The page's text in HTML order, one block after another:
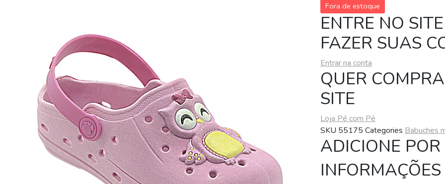
Fora de estoque
ENTRE NO
FAZER SUAS
Entrar na conta
QUER
SITE
Loja Pé com Pé
SKU 55175Categories Babuches
ADICIONE